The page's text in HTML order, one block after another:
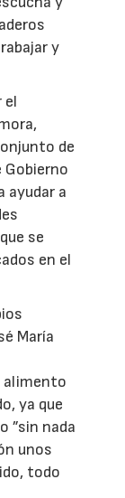
y
el
de
Gobierno
ayudar a
se
en el
María
alimento
ya que
”sin nada
unos
todo